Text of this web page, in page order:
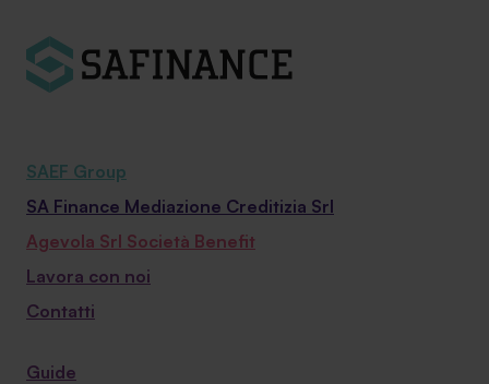
SAEF Group
SA Finance Mediazione Creditizia Srl
Agevola Srl Società Benefit
Lavora con noi
Contatti
Guide